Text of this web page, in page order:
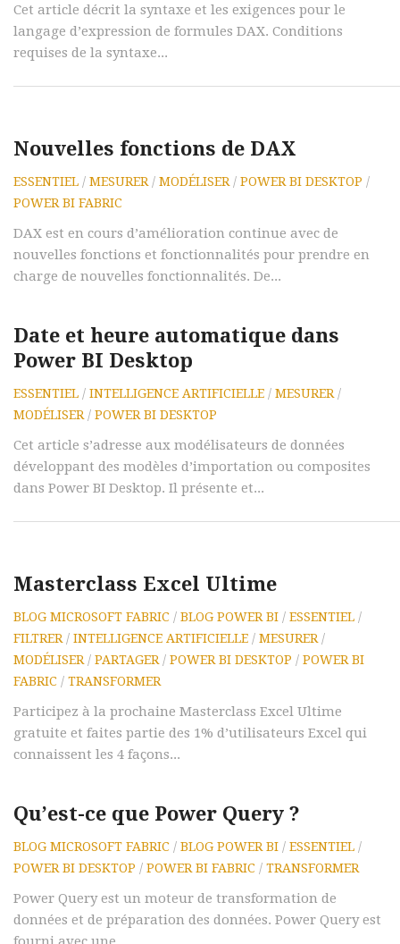
Cet article décrit la syntaxe et les exigences pour le
langage d’expression de formules DAX. Conditions
requises de la syntaxe...
Nouvelles fonctions de DAX
ESSENTIEL / MESURER / MODÉLISER / POWER BI DESKTOP /
POWER BI FABRIC
DAX est en cours d’amélioration continue avec de
nouvelles fonctions et fonctionnalités pour prendre en
charge de nouvelles fonctionnalités. De...
Date et heure automatique dans
Power BI Desktop
ESSENTIEL / INTELLIGENCE ARTIFICIELLE / MESURER /
MODÉLISER / POWER BI DESKTOP
Cet article s’adresse aux modélisateurs de données
développant des modèles d’importation ou composites
dans Power BI Desktop. Il présente et...
Masterclass Excel Ultime
BLOG MICROSOFT FABRIC / BLOG POWER BI / ESSENTIEL /
FILTRER / INTELLIGENCE ARTIFICIELLE / MESURER /
MODÉLISER / PARTAGER / POWER BI DESKTOP / POWER BI
FABRIC / TRANSFORMER
Participez à la prochaine Masterclass Excel Ultime
gratuite et faites partie des 1% d’utilisateurs Excel qui
connaissent les 4 façons...
Qu’est-ce que Power Query ?
BLOG MICROSOFT FABRIC / BLOG POWER BI / ESSENTIEL /
POWER BI DESKTOP / POWER BI FABRIC / TRANSFORMER
Power Query est un moteur de transformation de
données et de préparation des données. Power Query est